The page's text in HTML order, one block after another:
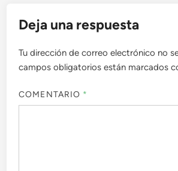
Deja una respuesta
Tu dirección de correo electrónico no
campos obligatorios están marcados
COMENTARIO *